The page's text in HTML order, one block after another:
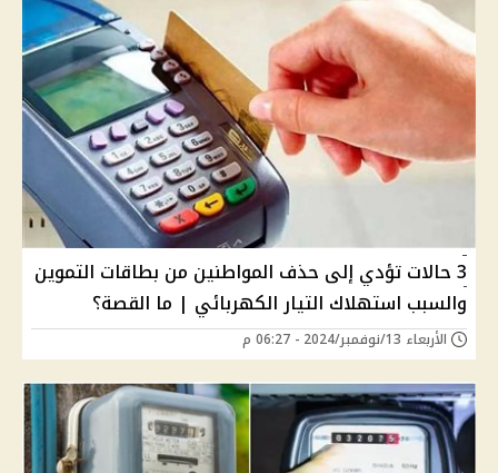
3 حالات تؤدي إلى حذف المواطنين من بطاقات التموين
والسبب استهلاك التيار الكهربائي | ما القصة؟
الأربعاء 13/نوفمبر/2024 - 06:27 م